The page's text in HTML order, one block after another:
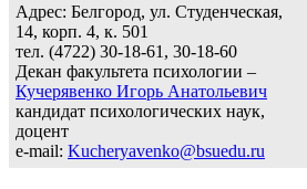
Адрес: Белгород, ул. Студенческая,
14, корп. 4, к. 501
тел. (4722) 30-18-61, 30-18-60
Декан факультета психологии –
Кучерявенко Игорь Анатольевич
кандидат психологических наук,
доцент
e-mail: Kucheryavenko@bsuedu.ru